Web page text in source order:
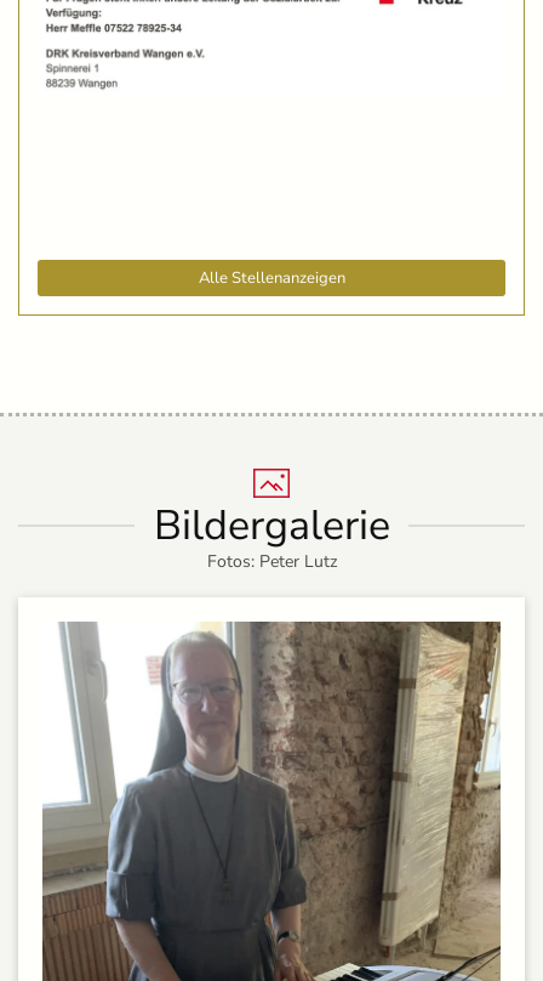
Alle Stellenanzeigen
Bildergalerie
Fotos: Peter Lutz